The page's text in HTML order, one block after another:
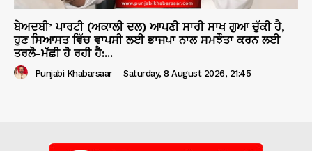
ਬੇਅਦਬੀ’ ਪਾਰਟੀ (ਅਕਾਲੀ ਦਲ) ਆਪਣੀ ਸਾਰੀ ਸਾਖ ਗੁਆ ਚੁੱਕੀ ਹੈ,
ਹੁਣ ਸਿਆਸਤ ਵਿੱਚ ਵਾਪਸੀ ਲਈ ਭਾਜਪਾ ਨਾਲ ਸਮਝੌਤਾ ਕਰਨ ਲਈ
ਤਰਲੋ-ਮੱਛੀ ਹੋ ਰਹੀ ਹੈ:...
Punjabi Khabarsaar - Saturday, 8 August 2026, 21:45